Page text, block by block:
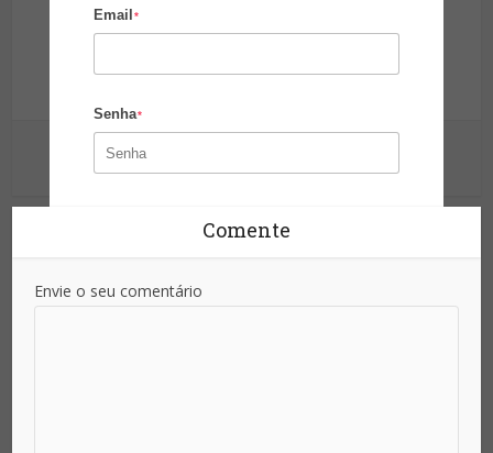
Email *
Senha*
Área de Atuação
Site da Segurança
Comente
Envie o seu comentário